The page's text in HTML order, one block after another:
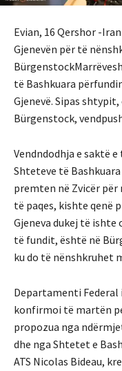
Evian, 16 Qershor -
Gjenevën për të
të Bashkuara
Gjenevë. Sipas
Bürgenstock,
Vendndodhja e saktë
Shteteve të
premten në Zvicër për
të paqes, kishte qenë
Gjeneva dukej të ishte
të fundit, është në
ku do të nënshkruhet
Departamenti Federal
konfirmoi të martën
propozua nga
dhe nga Shtetet e
ATS Nicolas Bideau,